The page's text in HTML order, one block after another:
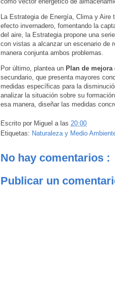
La Estrategia de Energía, Clima y
efecto invernadero, fomentando la
del aire, la Estrategia propone una
con vistas a alcanzar un escenario de
manera conjunta ambos problemas.
Por último, plantea un Plan de
secundario, que presenta mayores
medidas específicas para la
analizar la situación sobre su
esa manera, diseñar las medidas
Escrito por Miguel a las 20:00
Etiquetas: Naturaleza y Medio
No hay comentarios :
Publicar un